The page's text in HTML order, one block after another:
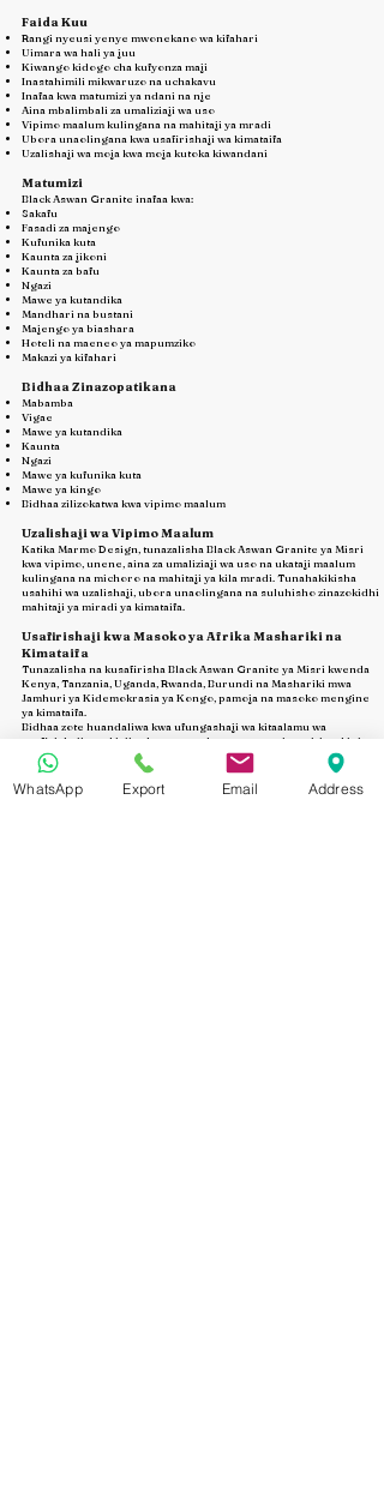
Faida Kuu
Rangi nyeusi yenye mwonekano wa kifahari
Uimara wa hali ya juu
Kiwango kidogo cha kufyonza maji
Inastahimili mikwaruzo na uchakavu
Inafaa kwa matumizi ya ndani na nje
Aina mbalimbali za umaliziaji wa uso
Vipimo maalum kulingana na mahitaji ya mradi
Ubora unaolingana kwa usafirishaji wa kimataifa
Uzalishaji wa moja kwa moja kutoka kiwandani
Matumizi
Black Aswan Granite inafaa kwa:
Sakafu
Fasadi za majengo
Kufunika kuta
Kaunta za jikoni
Kaunta za bafu
Ngazi
Mawe ya kutandika
Mandhari na bustani
Majengo ya biashara
Hoteli na maeneo ya mapumziko
Makazi ya kifahari
Bidhaa Zinazopatikana
Mabamba
Vigae
Mawe ya kutandika
Kaunta
Ngazi
Mawe ya kufunika kuta
Mawe ya kingo
Bidhaa zilizokatwa kwa vipimo maalum
Uzalishaji wa Vipimo Maalum
Katika Marmo Design, tunazalisha Black Aswan Granite ya Misri
kwa vipimo, unene, aina za umaliziaji wa uso na ukataji maalum
kulingana na michoro na mahitaji ya kila mradi. Tunahakikisha
usahihi wa uzalishaji, ubora unaolingana na suluhisho zinazokidhi
mahitaji ya miradi ya kimataifa.
Usafirishaji kwa Masoko ya Afrika Mashariki na
Kimataifa
Tunazalisha na kusafirisha Black Aswan Granite ya Misri kwenda
Kenya, Tanzania, Uganda, Rwanda, Burundi na Mashariki mwa
Jamhuri ya Kidemokrasia ya Kongo, pamoja na masoko mengine
ya kimataifa.
Bidhaa zote huandaliwa kwa ufungashaji wa kitaalamu wa
usafirishaji, upakiaji salama wa makontena na usimamizi makini wa
vifaa ili kuhakikisha zinafika salama na katika hali bora kwenye
eneo la mradi.
Kwa Nini Marmo Design?
WhatsApp Export Email Address